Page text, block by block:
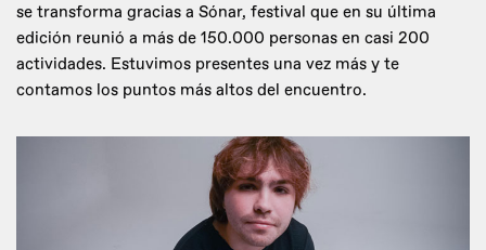
se transforma gracias a Sónar, festival que en su última
edición reunió a más de 150.000 personas en casi 200
actividades. Estuvimos presentes una vez más y te
contamos los puntos más altos del encuentro.